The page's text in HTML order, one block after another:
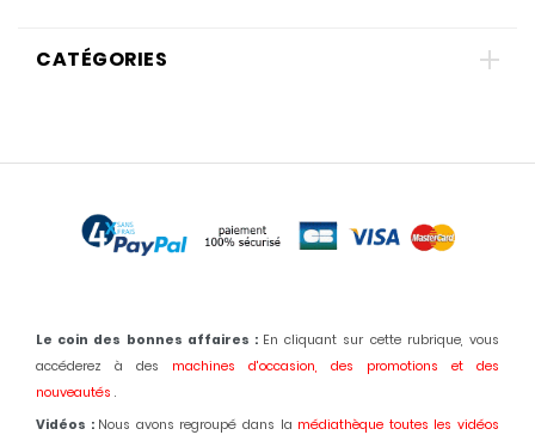
CATÉGORIES
Le coin des bonnes affaires : En cliquant sur cette rubrique, vous
accéderez à des machines d'occasion, des promotions et des
nouveautés .
Vidéos : Nous avons regroupé dans la médiathèque toutes les vidéos